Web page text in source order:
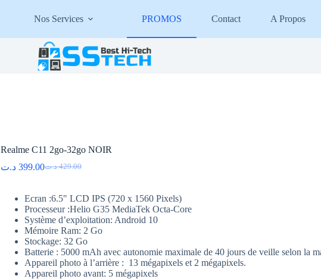
Nos Services PROMOS Contact A Propos
Realme C11 2go-32go NOIR
429.00 د.تLe
était :
429.00 د.ت.
399.00 د.ت
Le
est :
399.00 د.ت.
Ecran :6.5″ LCD IPS (720 x 1560 Pixels)
Processeur :Helio G35 MediaTek Octa-Core
Système d’exploitation: Android 10
Mémoire Ram: 2 Go
Stockage: 32 Go
Batterie : 5000 mAh avec autonomie maximale de 40 jours de veille selon la
Appareil photo à l’arrière : 13 mégapixels et 2 mégapixels.
Appareil photo avant: 5 mégapixels